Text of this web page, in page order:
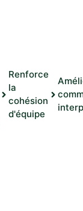
Renforce
la
cohésion
d'équipe